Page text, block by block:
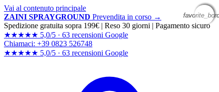
Vai al contenuto principale
ZAINI SPRAYGROUND Prevendita in corso →
Spedizione gratuita sopra 199€ | Reso 30 giorni | Pagamento sicuro
★★★★★ 5,0/5 · 63 recensioni Google
Chiamaci: +39 0823 526748
★★★★★ 5,0/5 · 63 recensioni Google